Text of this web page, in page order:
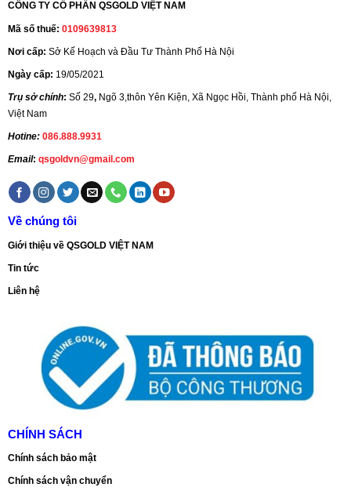
CÔNG TY CỔ PHẦN QSGOLD VIỆT NAM
Mã số thuế: 0109639813
Nơi cấp: Sở Kế Hoạch và Đầu Tư Thành Phố Hà Nội
Ngày cấp: 19/05/2021
Trụ sở chính: Số 29, Ngõ 3,thôn Yên Kiện, Xã Ngọc Hồi, Thành phố Hà Nội,
Việt Nam
Hotine: 086.888.9931
Email: qsgoldvn@gmail.com
Về chúng tôi
Giới thiệu về QSGOLD VIỆT NAM
Tin tức
Liên hệ
CHÍNH SÁCH
Chính sách bảo mật
Chính sách vận chuyển